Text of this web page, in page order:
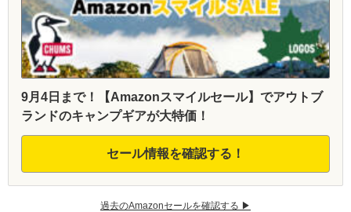
9月4日まで！【Amazonスマイルセール】でアウトブ
ランドのキャンプギアが大特価！
セール情報を確認する！
過去のAmazonセールを確認する ▶︎